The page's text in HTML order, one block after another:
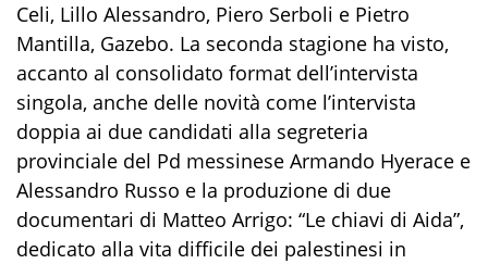
Celi, Lillo Alessandro, Piero Serboli e Pietro
Mantilla, Gazebo. La seconda stagione ha visto,
accanto al consolidato format dell’intervista
singola, anche delle novità come l’intervista
doppia ai due candidati alla segreteria
provinciale del Pd messinese Armando Hyerace e
Alessandro Russo e la produzione di due
documentari di Matteo Arrigo: “Le chiavi di Aida”,
dedicato alla vita difficile dei palestinesi in